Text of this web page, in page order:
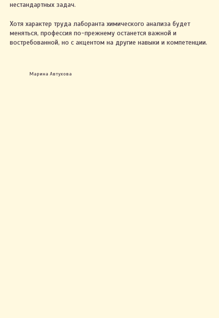
нестандартных задач.
Хотя характер труда лаборанта химического анализа будет
меняться, профессия по-прежнему останется важной и
востребованной, но с акцентом на другие навыки и компетенции.
Марина Автухова